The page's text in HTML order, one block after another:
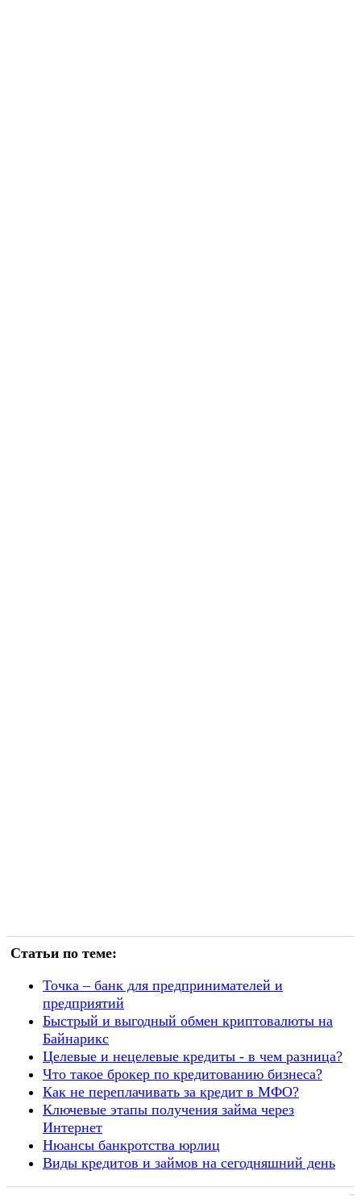
Статьи по теме:
Точка – банк для предпринимателей и
предприятий
Быстрый и выгодный обмен криптовалюты на
Байнарикс
Целевые и нецелевые кредиты - в чем разница?
Что такое брокер по кредитованию бизнеса?
Как не переплачивать за кредит в МФО?
Ключевые этапы получения займа через
Интернет
Нюансы банкротства юрлиц
Виды кредитов и займов на сегодняшний день